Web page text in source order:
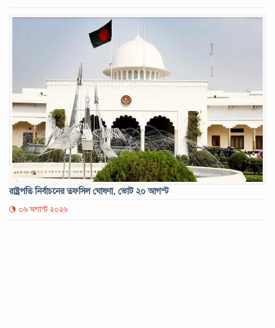
রাষ্ট্রপতি নির্বাচনের তফসিল ঘোষণা, ভোট ২০ আগস্ট
০৬ অগাস্ট ২০২৬